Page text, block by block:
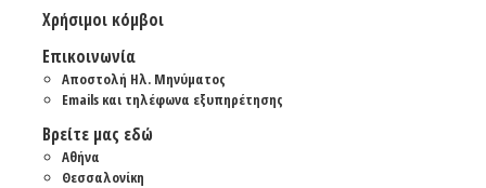
Χρήσιμοι κόμβοι
Επικοινωνία
Αποστολή Ηλ. Μηνύματος
Emails και τηλέφωνα εξυπηρέτησης
Βρείτε μας εδώ
Αθήνα
Θεσσαλονίκη